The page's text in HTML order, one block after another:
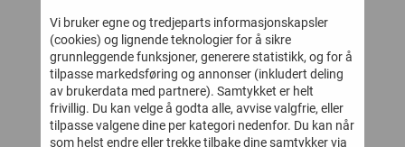
KUNDER SOM SÅ PÅ DETTE SÅ
OGSÅ PÅ
45% 45%
Vi bruker egne og tredjeparts informasjonskapsler
(cookies) og lignende teknologier for å sikre
grunnleggende funksjoner, generere statistikk, og for å
tilpasse markedsføring og annonser (inkludert deling
av brukerdata med partnere). Samtykket er helt
frivillig. Du kan velge å godta alle, avvise valgfrie, eller
tilpasse valgene dine per kategori nedenfor. Du kan når
som helst endre eller trekke tilbake dine samtykker via